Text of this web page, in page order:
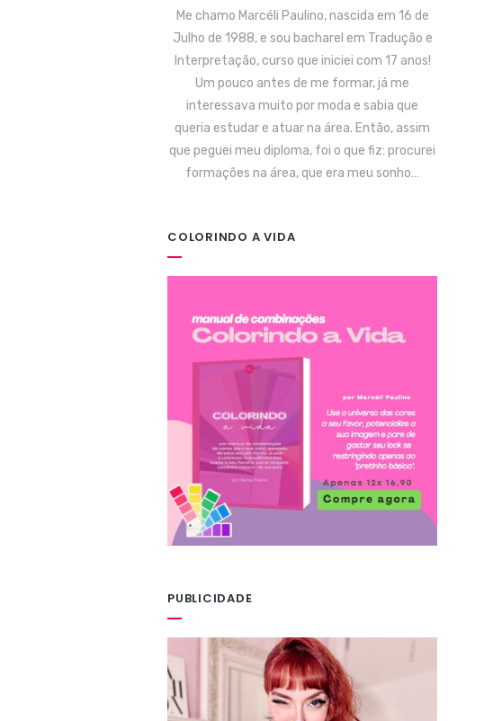
Me chamo Marcéli Paulino, nascida em 16 de
Julho de 1988, e sou bacharel em Tradução e
Interpretação, curso que iniciei com 17 anos!
Um pouco antes de me formar, já me
interessava muito por moda e sabia que
queria estudar e atuar na área. Então, assim
que peguei meu diploma, foi o que fiz: procurei
formações na área, que era meu sonho…
COLORINDO A VIDA
PUBLICIDADE